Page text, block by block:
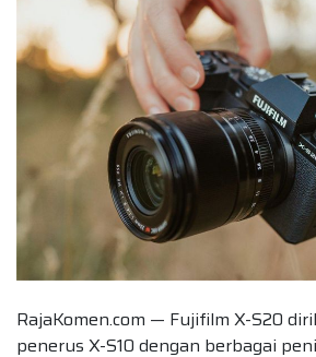
RajaKomen.com — Fujifilm X-S20
penerus X-S10 dengan berbagai